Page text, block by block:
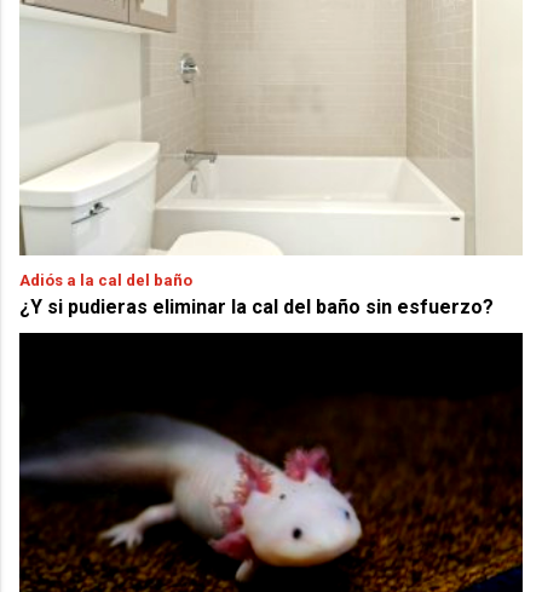
Adiós a la cal del baño
¿Y si pudieras eliminar la cal del baño sin esfuerzo?